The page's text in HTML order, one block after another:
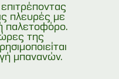
πλευρές με
παλετοφόρο.
της
μπανανών.